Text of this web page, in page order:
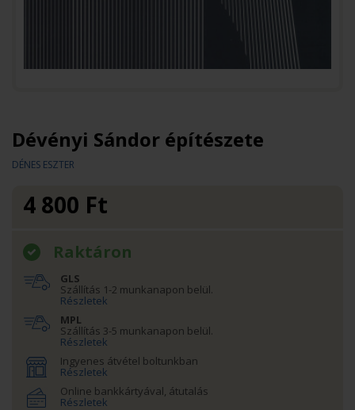
Dévényi Sándor építészete
DÉNES ESZTER
4 800 Ft
Raktáron
GLS
Szállítás 1-2 munkanapon belül.
Részletek
MPL
Szállítás 3-5 munkanapon belül.
Részletek
Ingyenes átvétel boltunkban
Részletek
Online bankkártyával, átutalás
Részletek